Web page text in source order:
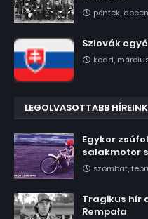
péntek,
Szlovák
kedd,
LEGOLVASOTTABB HÍREINK
Egykor
salakmotor
szombat,
Tragikus hír
Rempała